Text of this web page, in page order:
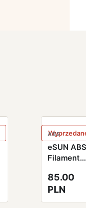
ABS
eSUN ABS
Filament
szpula
1.75mm
85.00
PLN